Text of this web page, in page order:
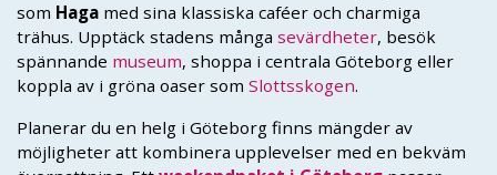
som Haga med sina klassiska caféer och charmiga
trähus. Upptäck stadens många sevärdheter, besök
spännande museum, shoppa i centrala Göteborg eller
koppla av i gröna oaser som Slottsskogen.
Planerar du en helg i Göteborg finns mängder av
möjligheter att kombinera upplevelser med en bekväm